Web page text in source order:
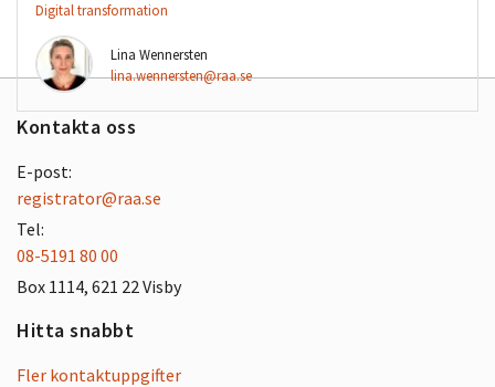
Digital transformation
Lina Wennersten
lina.wennersten@raa.se
Kontakta oss
E-post:
registrator@raa.se
Tel:
08-5191 80 00
Box 1114, 621 22 Visby
Hitta snabbt
Fler kontaktuppgifter